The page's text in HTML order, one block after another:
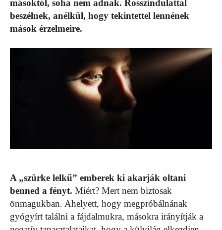
másoktól, soha nem adnak. Rosszindulattal
beszélnek, anélkül, hogy tekintettel lennének
mások érzelmeire.
A „szürke lelkű” emberek ki akarják oltani
benned a fényt. Miért? Mert nem biztosak
önmagukban. Ahelyett, hogy megpróbálnának
gyógyírt találni a fájdalmukra, másokra irányítják a